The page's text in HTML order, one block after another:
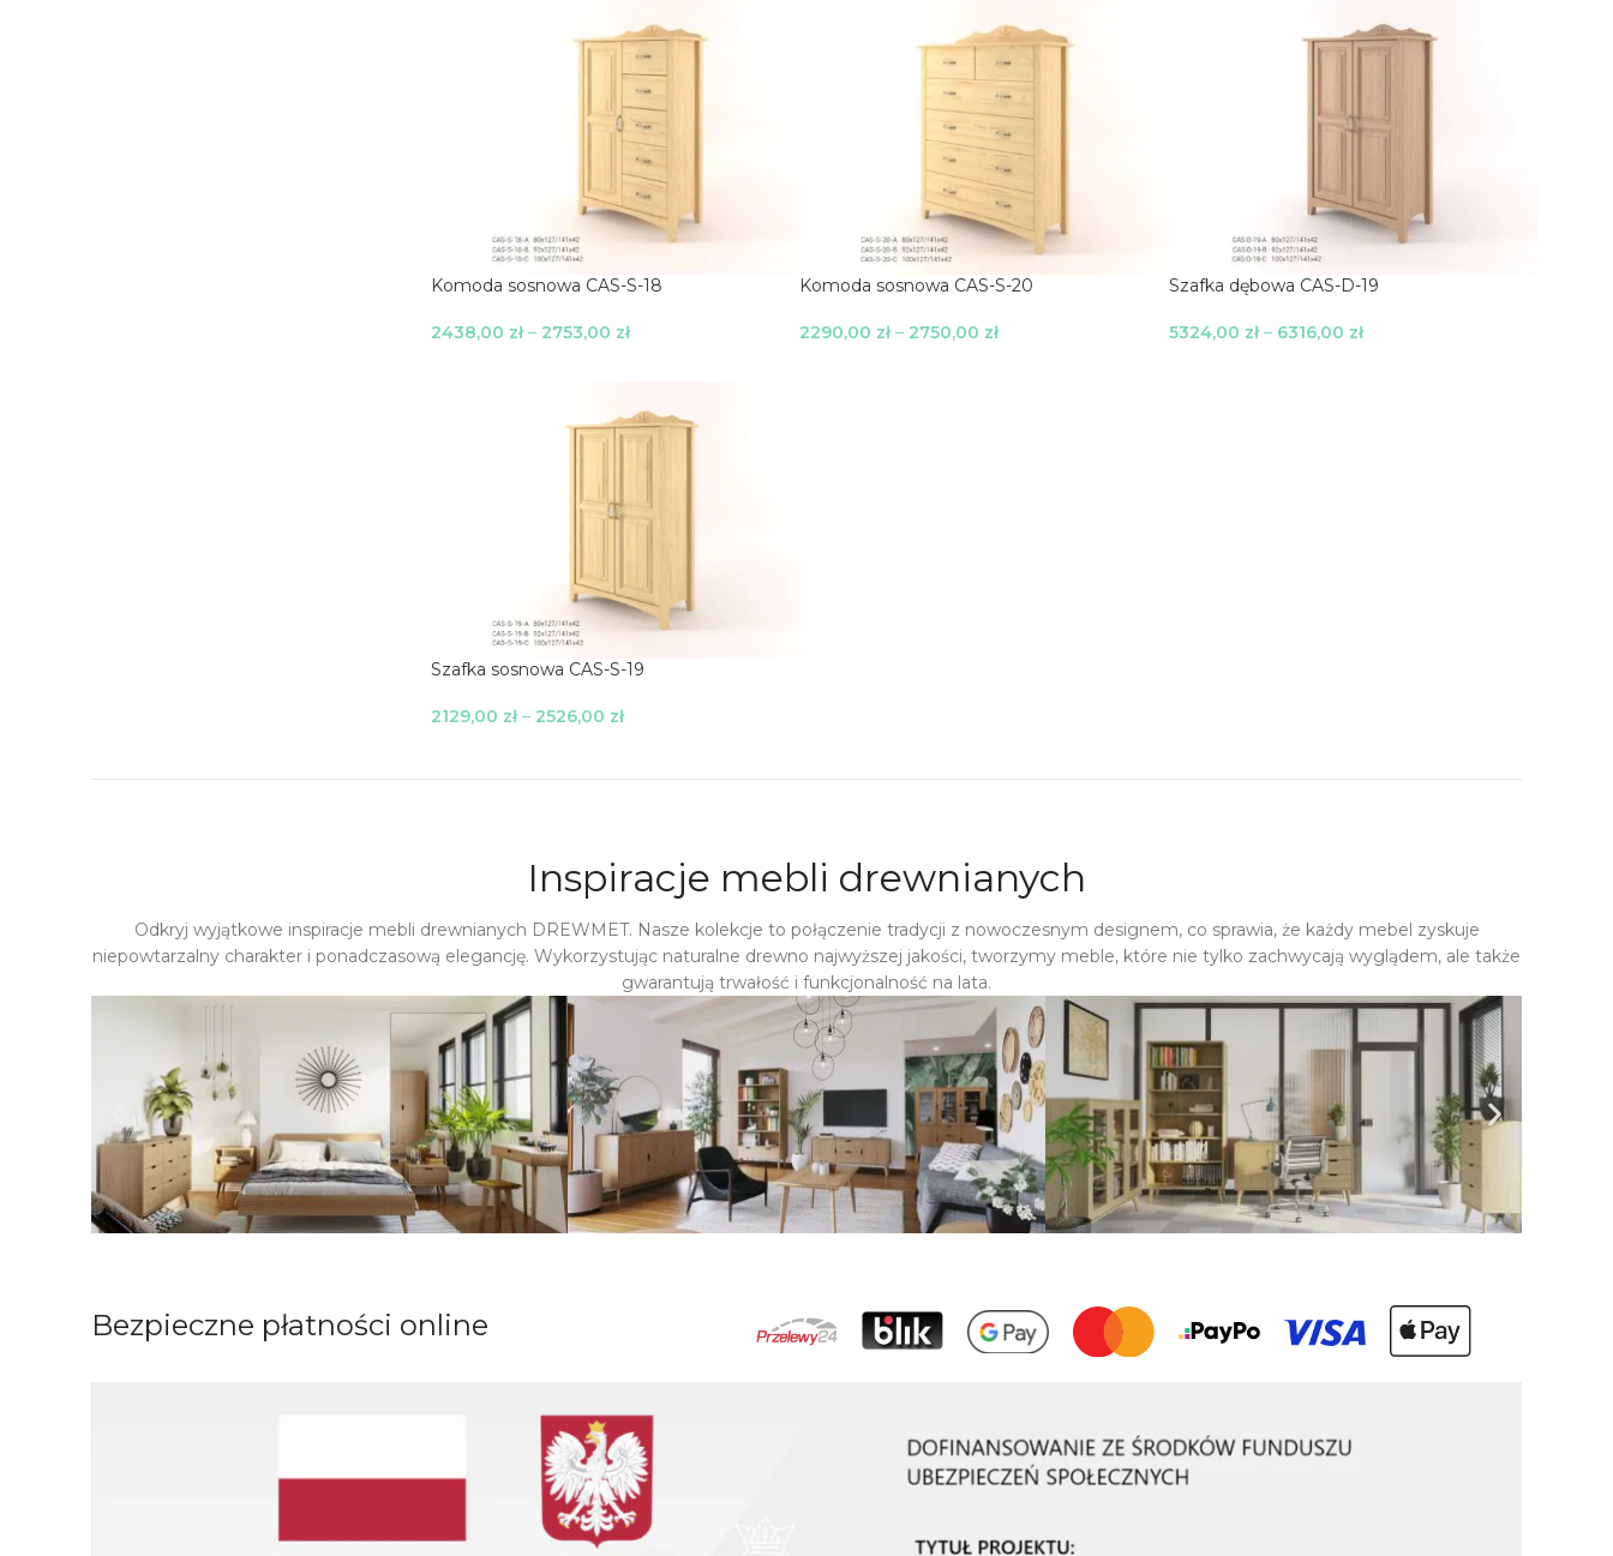
Komoda sosnowa CAS-S-18
2438,00 zł– 2753,00 zł
Komoda sosnowa CAS-S-20
2290,00 zł– 2750,00 zł
Szafka dębowa CAS-D-19
5324,00 zł– 6316,00 zł
Szafka sosnowa CAS-S-19
2129,00 zł– 2526,00 zł
Inspiracje mebli drewnianych
Odkryj wyjątkowe inspiracje mebli drewnianych DREWMET. Nasze kolekcje to połączenie tradycji z nowoczesnym designem, co sprawia, że każdy mebel zyskuje
niepowtarzalny charakter i ponadczasową elegancję. Wykorzystując naturalne drewno najwyższej jakości, tworzymy meble, które nie tylko zachwycają wyglądem, ale także
gwarantują trwałość i funkcjonalność na lata.
Bezpieczne płatności online